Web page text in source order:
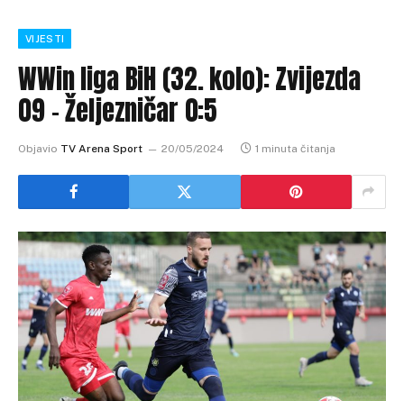
VIJESTI
WWin liga BiH (32. kolo): Zvijezda
09 – Željezničar 0:5
Objavio TV Arena Sport 20/05/2024 1 minuta čitanja